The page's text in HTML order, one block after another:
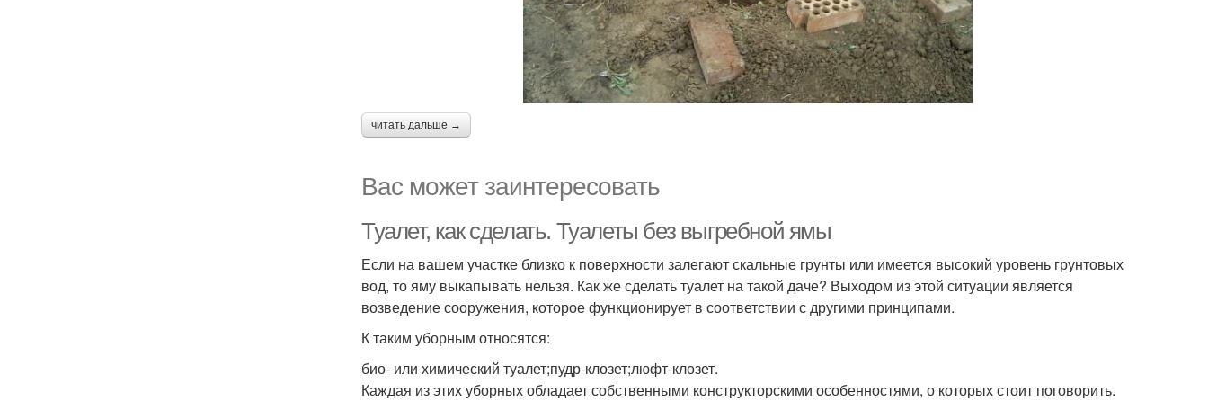
читать дальше →
Вас может заинтересовать
Туалет, как сделать. Туалеты без выгребной ямы
Если на вашем участке близко к поверхности залегают скальные грунты или имеется высокий уровень грунтовых
вод, то яму выкапывать нельзя. Как же сделать туалет на такой даче? Выходом из этой ситуации является
возведение сооружения, которое функционирует в соответствии с другими принципами.
К таким уборным относятся:
био- или химический туалет;пудр-клозет;люфт-клозет.
Каждая из этих уборных обладает собственными конструкторскими особенностями, о которых стоит поговорить.